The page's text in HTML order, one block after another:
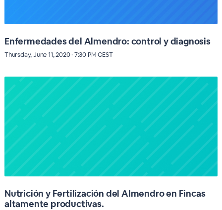
Enfermedades del Almendro: control y diagnosis
Thursday, June 11, 2020 · 7:30 PM CEST
Nutrición y Fertilización del Almendro en Fincas
altamente productivas.